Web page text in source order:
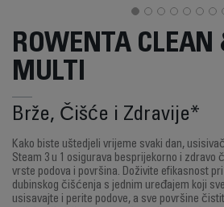
ROWENTA
MULTI
Brže, Čišće i Zdravije*
Kako biste uštedjeli vrijeme svaki dan,
Steam 3 u 1 osigurava besprijekorno i zdravo
vrste podova i površina. Doživite efikasnost
dubinskog čišćenja s jednim uređajem koji
usisavajte i perite podove, a sve površine